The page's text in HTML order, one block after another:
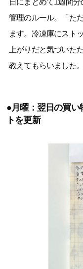
日にまとめて1週間
管理のルール。「た
ます。冷凍庫にスト
上がりだと気づいた
教えてもらいました。
●月曜：翌日の買い
トを更新